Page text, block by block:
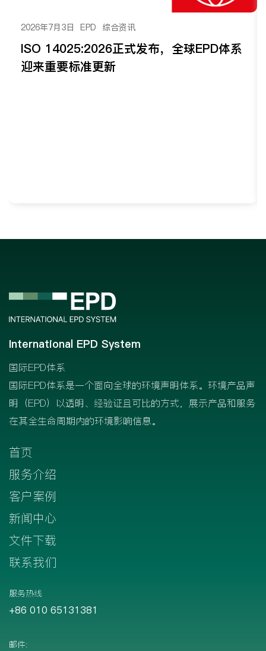
2026年7月3日 EPD 综合资讯
ISO 14025:2026正式发布，全球EPD体系
迎来重要标准更新
International EPD System
国际EPD体系
国际EPD体系是一个面向全球的环境声明体系。环境产品声
明（EPD）以透明、经验证且可比的方式，展示产品和服务
在其全生命周期内的环境影响信息。
首页
服务介绍
客户案例
新闻中心
文件下载
联系我们
服务热线
+86 010 65131381
邮件: